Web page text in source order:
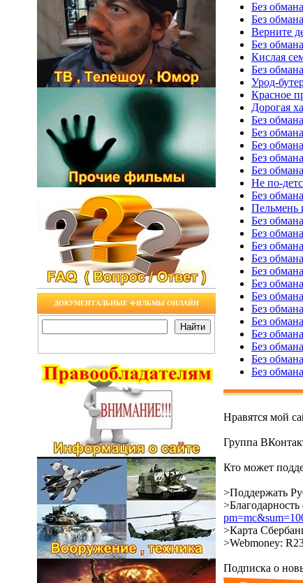
ДОКУМЕНТАЛЬНЫЕ ФИЛЬМЫ ОНЛАЙН
Без
Без
Верните
Без
Кислая
Без
Урод-
Красное
Дорогая
Без
Без
Без
Без
Без
Не по-
Без
Пельмень
Без
Без
Без
Без
Без
Без
Без
Без
Без
Без
Без
Без
Без
Нравятся мой
Группа
Кто может
>Поддержать
>Карта
>Webmoney:
Подписка о